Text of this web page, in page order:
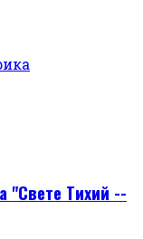
"Свете Тихий --